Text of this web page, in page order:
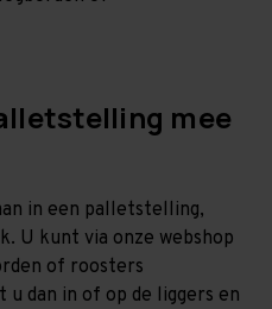
mee
in een palletstelling,
U kunt via onze webshop
of roosters
dan in of op de liggers en